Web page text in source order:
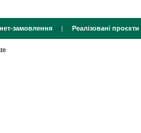
замовлення | Реалізовані проєкти